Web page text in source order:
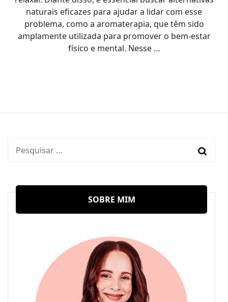
naturais eficazes para ajudar a lidar com esse
problema, como a aromaterapia, que têm sido
amplamente utilizada para promover o bem-estar
físico e mental. Nesse …
Pesquisar
SOBRE MIM